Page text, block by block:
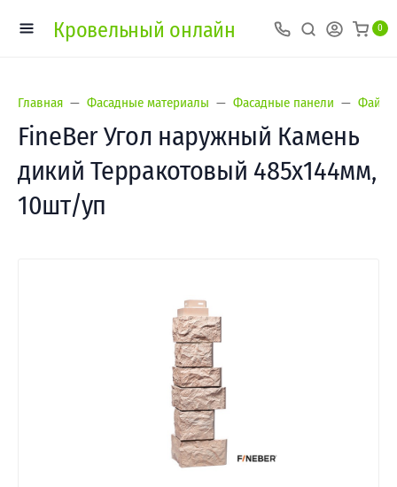
Кровельный онлайн 0
Главная Фасадные материалы Фасадные панели
FineBer Угол наружный Камень
дикий Терракотовый 485х144мм,
10шт/уп